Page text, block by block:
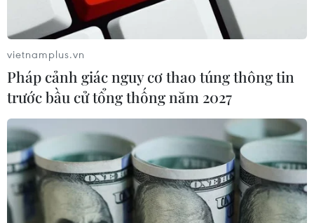
Điện ảnh trẻ đưa Việt Nam đến gần
khán giả châu Âu
Điện ảnh Việt Nam cần học những gì
từ Hollywood?
03/07/2026 11:06
vietnamplus.vn
Pháp cảnh giác nguy cơ thao túng thông tin
trước bầu cử tổng thống năm 2027